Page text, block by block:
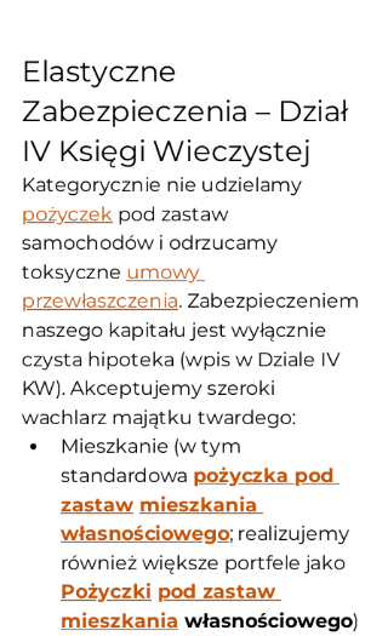
Elastyczne
Zabezpieczenia – Dział
IV Księgi Wieczystej
Kategorycznie nie udzielamy
pożyczek pod zastaw
samochodów i odrzucamy
toksyczne umowy
przewłaszczenia. Zabezpieczeniem
naszego kapitału jest wyłącznie
czysta hipoteka (wpis w Dziale IV
KW). Akceptujemy szeroki
wachlarz majątku twardego:
Mieszkanie (w tym
standardowa pożyczka pod
zastaw mieszkania
własnościowego; realizujemy
również większe portfele jako
Pożyczki pod zastaw
mieszkania własnościowego)